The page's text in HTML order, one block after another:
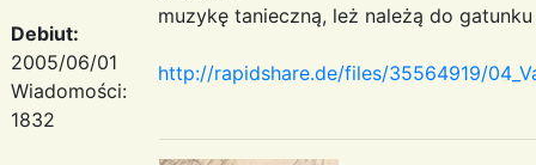
Debiut:
2005/06/01
Wiadomości:
1832
muzykę tanieczną, leż należą do gatunku
http://rapidshare.de/files/35564919/